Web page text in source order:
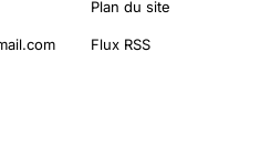
Plan du site
Flux RSS